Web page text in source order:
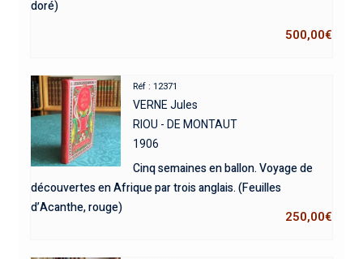
doré)
500,00€
Réf : 12371
VERNE Jules
RIOU - DE MONTAUT
1906
Cinq semaines en ballon. Voyage de
découvertes en Afrique par trois anglais. (Feuilles
d’Acanthe, rouge)
250,00€